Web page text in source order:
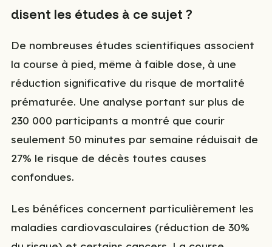
disent les études à ce sujet ?
De nombreuses études scientifiques associent
la course à pied, même à faible dose, à une
réduction significative du risque de mortalité
prématurée. Une analyse portant sur plus de
230 000 participants a montré que courir
seulement 50 minutes par semaine réduisait de
27% le risque de décès toutes causes
confondues.
Les bénéfices concernent particulièrement les
maladies cardiovasculaires (réduction de 30%